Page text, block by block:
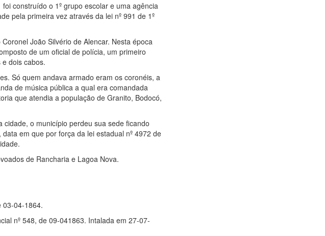
construído o 1º grupo escolar e uma agência
pela primeira vez através da lei nº 991 de 1º
João Silvério de Alencar. Nesta época
de um oficial de polícia, um primeiro
dois cabos.
Só quem andava armado eram os coronéis, a
de música pública a qual era comandada
que atendia a população de Granito, Bodocó,
cidade, o município perdeu sua sede ficando
em que por força da lei estadual nº 4972 de
de Rancharia e Lagoa Nova.
03-04-1864.
nº 548, de 09-041863. Intalada em 27-07-